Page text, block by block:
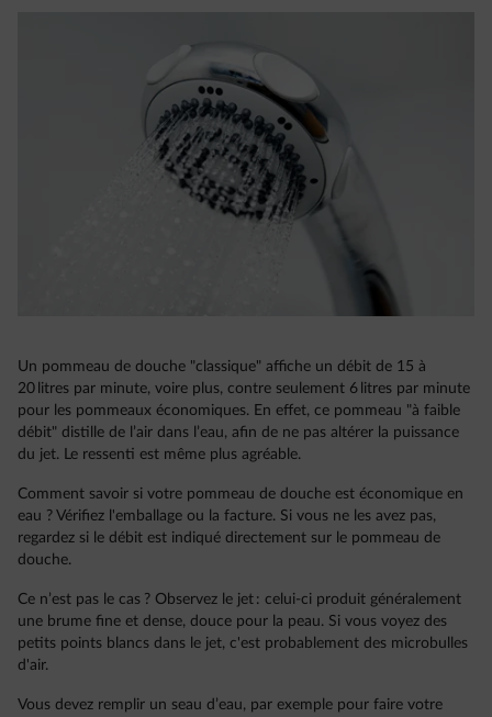
Un pommeau de douche "classique" affiche un débit de 15 à
20 litres par minute, voire plus, contre seulement 6 litres par minute
pour les pommeaux économiques. En effet, ce pommeau "à faible
débit" distille de l’air dans l’eau, afin de ne pas altérer la puissance
du jet. Le ressenti est même plus agréable.
Comment savoir si votre pommeau de douche est économique en
eau ? Vérifiez l'emballage ou la facture. Si vous ne les avez pas,
regardez si le débit est indiqué directement sur le pommeau de
douche.
Ce n’est pas le cas ? Observez le jet : celui-ci produit généralement
une brume fine et dense, douce pour la peau. Si vous voyez des
petits points blancs dans le jet, c'est probablement des microbulles
d'air.
Vous devez remplir un seau d’eau, par exemple pour faire votre